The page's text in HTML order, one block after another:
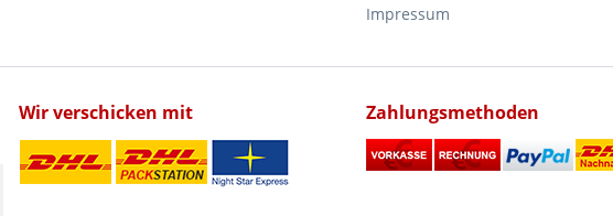
Impressum
Wir verschicken mit Zahlungsmethoden